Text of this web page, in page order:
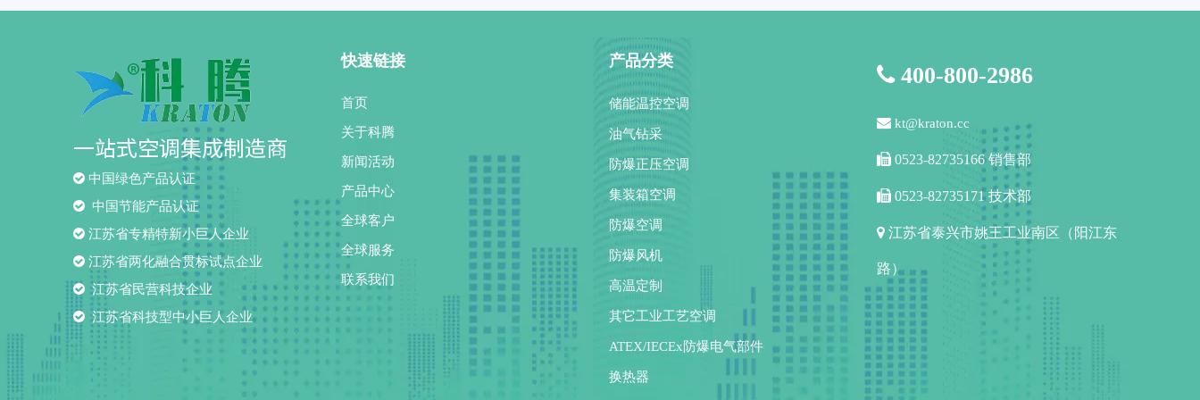
一站式空调集成制造商
 中国绿色产品认证
 中国节能产品认证
 江苏省专精特新小巨人企业
 江苏省两化融合贯标试点企业
 江苏省民营科技企业
江苏省科技型中小巨人企业
快速链接
首页
关于科腾
新闻活动
产品中心
全球客户
全球服务
联系我们
产品分类
储能温控空调
油气钻采
防爆正压空调
集装箱空调
防爆空调
防爆风机
高温定制
其它工业工艺空调
ATEX/IECEx防爆电气部件
换热器
 400-800-2986
 kt@kraton.cc
 0523-82735166 销售部
 0523-82735171 技术部
 江苏省泰兴市姚王工业南区（阳江东
路）